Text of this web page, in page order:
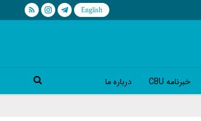
خبرنامه CBU درباره ما